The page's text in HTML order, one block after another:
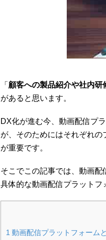
「 顧客への製品紹介や社内
があると思います。
DX化が進む今、動画配信プ
が、そのためにはそれぞれ
が重要です。
そこでこの記事では、動画配
具体的な動画配信プラットフ
1 動画配信プラットフォーム